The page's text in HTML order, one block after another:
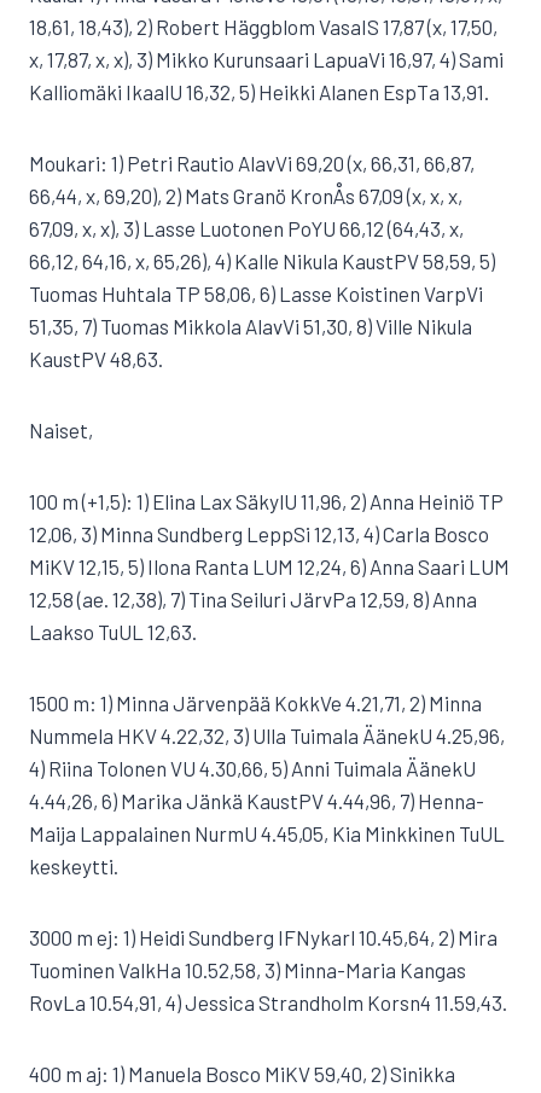
18,61, 18,43), 2) Robert Häggblom VasaIS 17,87 (x, 17,50,
x, 17,87, x, x), 3) Mikko Kurunsaari LapuaVi 16,97, 4) Sami
Kalliomäki IkaalU 16,32, 5) Heikki Alanen EspTa 13,91.
Moukari: 1) Petri Rautio AlavVi 69,20 (x, 66,31, 66,87,
66,44, x, 69,20), 2) Mats Granö KronÅs 67,09 (x, x, x,
67,09, x, x), 3) Lasse Luotonen PoYU 66,12 (64,43, x,
66,12, 64,16, x, 65,26), 4) Kalle Nikula KaustPV 58,59, 5)
Tuomas Huhtala TP 58,06, 6) Lasse Koistinen VarpVi
51,35, 7) Tuomas Mikkola AlavVi 51,30, 8) Ville Nikula
KaustPV 48,63.
Naiset,
100 m (+1,5): 1) Elina Lax SäkylU 11,96, 2) Anna Heiniö TP
12,06, 3) Minna Sundberg LeppSi 12,13, 4) Carla Bosco
MiKV 12,15, 5) Ilona Ranta LUM 12,24, 6) Anna Saari LUM
12,58 (ae. 12,38), 7) Tina Seiluri JärvPa 12,59, 8) Anna
Laakso TuUL 12,63.
1500 m: 1) Minna Järvenpää KokkVe 4.21,71, 2) Minna
Nummela HKV 4.22,32, 3) Ulla Tuimala ÄänekU 4.25,96,
4) Riina Tolonen VU 4.30,66, 5) Anni Tuimala ÄänekU
4.44,26, 6) Marika Jänkä KaustPV 4.44,96, 7) Henna-
Maija Lappalainen NurmU 4.45,05, Kia Minkkinen TuUL
keskeytti.
3000 m ej: 1) Heidi Sundberg IFNykarl 10.45,64, 2) Mira
Tuominen ValkHa 10.52,58, 3) Minna-Maria Kangas
RovLa 10.54,91, 4) Jessica Strandholm Korsn4 11.59,43.
400 m aj: 1) Manuela Bosco MiKV 59,40, 2) Sinikka